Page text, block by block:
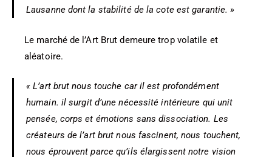
Lausanne dont la stabilité de la cote est garantie. »
Le marché de l’Art Brut demeure trop volatile et
aléatoire.
« L’art brut nous touche car il est profondément
humain. il surgit d’une nécessité intérieure qui unit
pensée, corps et émotions sans dissociation. Les
créateurs de l’art brut nous fascinent, nous touchent,
nous éprouvent parce qu’ils élargissent notre vision